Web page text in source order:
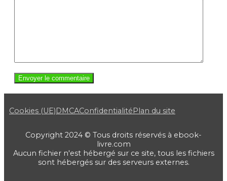
Cookies (UE) DMCAConfidentialité Plan du site
Copyright 2024 © Tous droits réservés à ebook-
livre.com
Aucun fichier n'est hébergé sur ce site, tous les fichiers
sont hébergés sur des serveurs externes.